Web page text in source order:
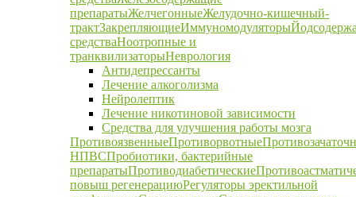
препаратыЖелчегонныеЖелудочно-кишечный-
трактЗакрепляющиеИммуномодуляторы
средстваНоотропные и
транквилизаторыНеврология
Антидепрессанты
Лечение алкоголизма
Нейролептик
Лечение никотиновой зависимости
Средства для улучшения работы мозга
ПротивоязвенныеПротиворвотные
НПВСПробиотики, бактерийные
препаратыПротиводиабетические
повыш регенерациюРегуляторы эректильной